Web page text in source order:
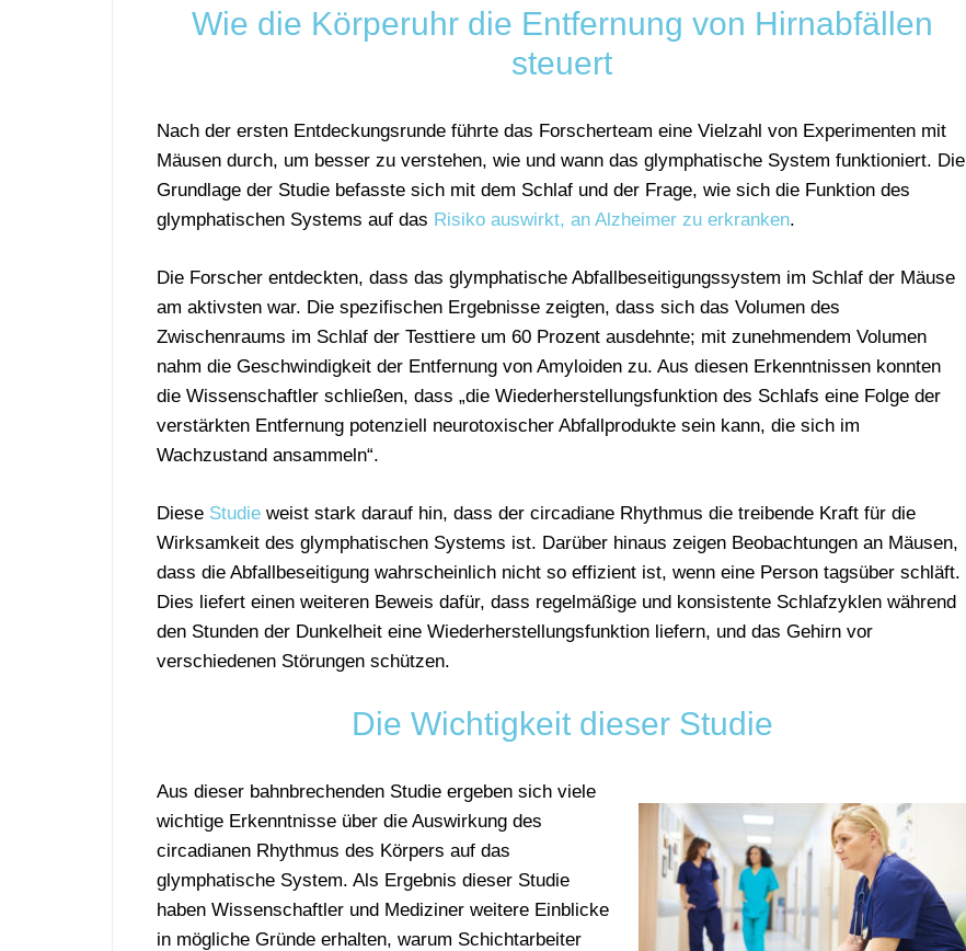
Wie die Körperuhr die Entfernung von Hirnabfällen
steuert
Nach der ersten Entdeckungsrunde führte das Forscherteam eine Vielzahl von Experimenten mit
Mäusen durch, um besser zu verstehen, wie und wann das glymphatische System funktioniert. Die
Grundlage der Studie befasste sich mit dem Schlaf und der Frage, wie sich die Funktion des
glymphatischen Systems auf das Risiko auswirkt, an Alzheimer zu erkranken.
Die Forscher entdeckten, dass das glymphatische Abfallbeseitigungssystem im Schlaf der Mäuse
am aktivsten war. Die spezifischen Ergebnisse zeigten, dass sich das Volumen des
Zwischenraums im Schlaf der Testtiere um 60 Prozent ausdehnte; mit zunehmendem Volumen
nahm die Geschwindigkeit der Entfernung von Amyloiden zu. Aus diesen Erkenntnissen konnten
die Wissenschaftler schließen, dass „die Wiederherstellungsfunktion des Schlafs eine Folge der
verstärkten Entfernung potenziell neurotoxischer Abfallprodukte sein kann, die sich im
Wachzustand ansammeln“.
Diese Studie weist stark darauf hin, dass der circadiane Rhythmus die treibende Kraft für die
Wirksamkeit des glymphatischen Systems ist. Darüber hinaus zeigen Beobachtungen an Mäusen,
dass die Abfallbeseitigung wahrscheinlich nicht so effizient ist, wenn eine Person tagsüber schläft.
Dies liefert einen weiteren Beweis dafür, dass regelmäßige und konsistente Schlafzyklen während
den Stunden der Dunkelheit eine Wiederherstellungsfunktion liefern, und das Gehirn vor
verschiedenen Störungen schützen.
Die Wichtigkeit dieser Studie
Aus dieser bahnbrechenden Studie ergeben sich viele
wichtige Erkenntnisse über die Auswirkung des
circadianen Rhythmus des Körpers auf das
glymphatische System. Als Ergebnis dieser Studie
haben Wissenschaftler und Mediziner weitere Einblicke
in mögliche Gründe erhalten, warum Schichtarbeiter